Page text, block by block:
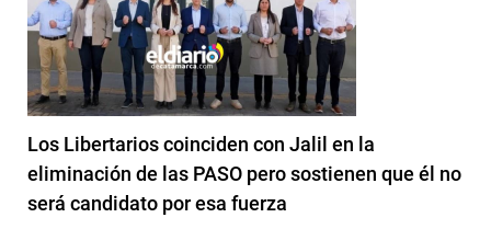
Los Libertarios coinciden con Jalil en la
eliminación de las PASO pero sostienen que él no
será candidato por esa fuerza